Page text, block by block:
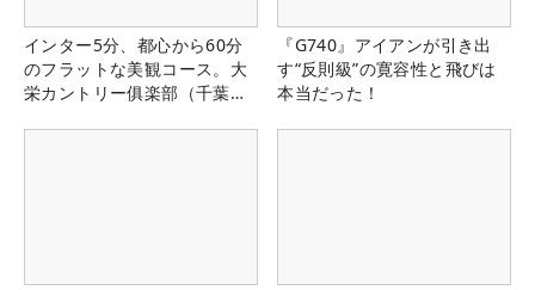
インター5分、都心から60分
のフラットな美観コース。大
栄カントリー俱楽部（千葉
『G740』アイアンが引き出
す“反則級”の寛容性と飛びは
本当だった！